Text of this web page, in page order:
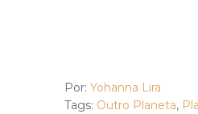
Por:Yohanna Lira
Tags: Outro Planeta,